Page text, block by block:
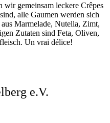
wir gemeinsam leckere Crêpes
alle Gaumen werden sich
Marmelade, Nutella, Zimt,
Zutaten sind Feta, Oliven,
Un vrai délice!
e.V.